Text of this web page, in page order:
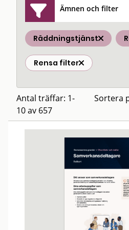
Ämnen och filter
Räddningstjänst
Rensa filter
Antal träffar: 1-
10 av 657
Sortera